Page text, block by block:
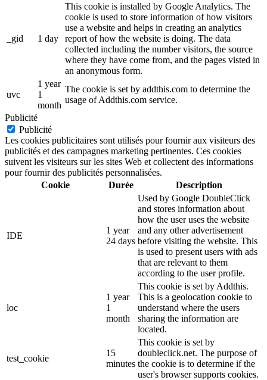
_gid 1 day
This cookie is installed by Google Analytics. The
cookie is used to store information of how visitors
use a website and helps in creating an analytics
report of how the website is doing. The data
collected including the number visitors, the source
where they have come from, and the pages visted in
an anonymous form.
uvc
1 year
1
month
The cookie is set by addthis.com to determine the
usage of Addthis.com service.
Publicité
Publicité
Les cookies publicitaires sont utilisés pour fournir aux visiteurs des
publicités et des campagnes marketing pertinentes. Ces cookies
suivent les visiteurs sur les sites Web et collectent des informations
pour fournir des publicités personnalisées.
Cookie
Durée Description
IDE
1 year
24 days
Used by Google DoubleClick
and stores information about
how the user uses the website
and any other advertisement
before visiting the website. This
is used to present users with ads
that are relevant to them
according to the user profile.
loc
1 year
1
month
This cookie is set by Addthis.
This is a geolocation cookie to
understand where the users
sharing the information are
located.
test_cookie
15
minutes
This cookie is set by
doubleclick.net. The purpose of
the cookie is to determine if the
user's browser supports cookies.